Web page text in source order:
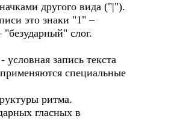
другого вида ("|").
это знаки "1" –
слог.
запись текста
специальные
ритма.
гласных в